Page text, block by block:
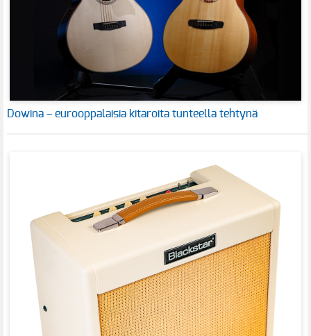
Dowina – eurooppalaisia kitaroita tunteella tehtynä